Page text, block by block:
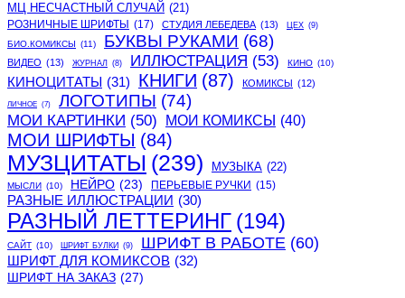
МЦ НЕСЧАСТНЫЙ СЛУЧАЙ (21)
РОЗНИЧНЫЕ ШРИФТЫ (17) СТУДИЯ ЛЕБЕДЕВА (13) ЦЕХ (9)
БИО.КОМИКСЫ (11) БУКВЫ РУКАМИ (68)
ВИДЕО (13) ЖУРНАЛ (8) ИЛЛЮСТРАЦИЯ (53) КИНО (10)
КИНОЦИТАТЫ (31) КНИГИ (87) КОМИКСЫ (12)
ЛИЧНОЕ (7) ЛОГОТИПЫ (74)
МОИ КАРТИНКИ (50) МОИ КОМИКСЫ (40)
МОИ ШРИФТЫ (84)
МУЗЦИТАТЫ (239) МУЗЫКА (22)
МЫСЛИ (10) НЕЙРО (23) ПЕРЬЕВЫЕ РУЧКИ (15)
РАЗНЫЕ ИЛЛЮСТРАЦИИ (30)
РАЗНЫЙ ЛЕТТЕРИНГ (194)
САЙТ (10) ШРИФТ БУЛКИ (9) ШРИФТ В РАБОТЕ (60)
ШРИФТ ДЛЯ КОМИКСОВ (32)
ШРИФТ НА ЗАКАЗ (27)